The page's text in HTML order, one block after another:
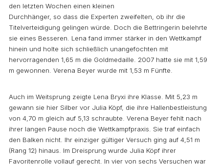
den letzten Wochen einen kleinen
Durchhänger, so dass die Experten zweifelten, ob ihr die
Titelverteidigung gelingen würde. Doch die Bettringerin belehrte
sie eines Besseren. Lena fand immer stärker in den Wettkampf
hinein und holte sich schließlich unangefochten mit
hervorragenden 1,65 m die Goldmedaille. 2007 hatte sie mit 1,59
m gewonnen. Verena Beyer wurde mit 1,53 m Fünfte.
Auch im Weitsprung zeigte Lena Bryxi ihre Klasse. Mit 5,23 m
gewann sie hier Silber vor Julia Köpf, die ihre Hallenbestleistung
von 4,70 m gleich auf 5,13 schraubte. Verena Beyer fehlt nach
ihrer langen Pause noch die Wettkampfpraxis. Sie traf einfach
den Balken nicht. Ihr einziger gültiger Versuch ging auf 4,51 m
(Rang 12) hinaus. Im Dreisprung wurde Julia Köpf ihrer
Favoritenrolle vollauf gerecht. In vier von sechs Versuchen war